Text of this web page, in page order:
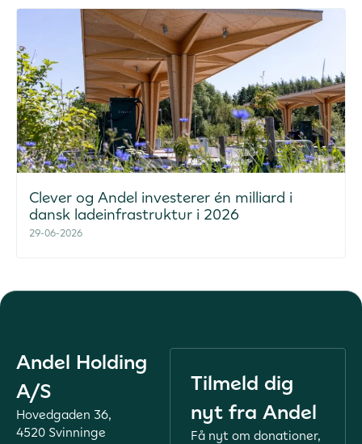
Clever og Andel investerer én milliard i
dansk ladeinfrastruktur i 2026
29-06-2026
Andel Holding
A/S
Hovedgaden 36,
4520 Svinninge
Tilmeld dig
nyt fra Andel
Få nyt om donationer,